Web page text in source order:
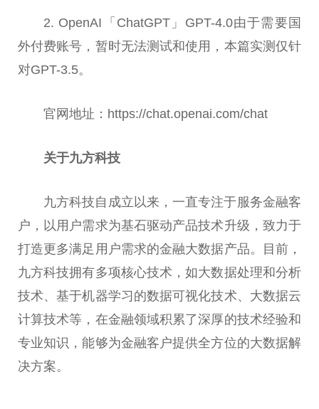
2. OpenAI「ChatGPT」GPT-4.0由于需要国
外付费账号，暂时无法测试和使用，本篇实测仅针
对GPT-3.5。
官网地址：https://chat.openai.com/chat
关于九方科技
九方科技自成立以来，一直专注于服务金融客
户，以用户需求为基石驱动产品技术升级，致力于
打造更多满足用户需求的金融大数据产品。目前，
九方科技拥有多项核心技术，如大数据处理和分析
技术、基于机器学习的数据可视化技术、大数据云
计算技术等，在金融领域积累了深厚的技术经验和
专业知识，能够为金融客户提供全方位的大数据解
决方案。